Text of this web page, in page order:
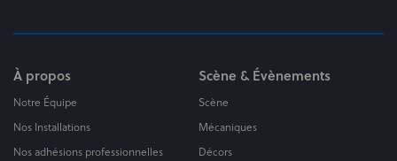
À propos
Notre Équipe
Nos Installations
Nos adhésions professionnelles
Scène & Évènements
Scène
Mécaniques
Décors